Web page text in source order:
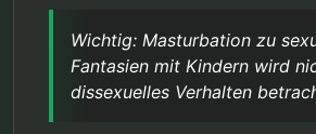
Wichtig: Masturbation zu
Fantasien mit Kindern wird
dissexuelles Verhalten